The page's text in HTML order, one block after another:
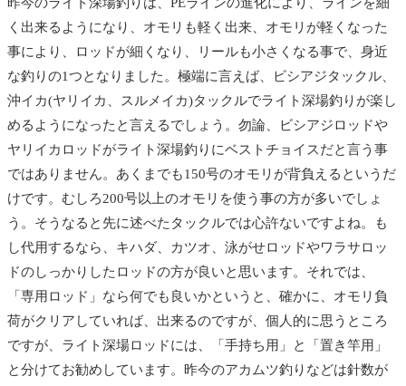
昨今のライト深場釣りは、PEラインの進化により、ラインを細
く出来るようになり、オモリも軽く出来、オモリが軽くなった
事により、ロッドが細くなり、リールも小さくなる事で、身近
な釣りの1つとなりました。極端に言えば、ビシアジタックル、
沖イカ(ヤリイカ、スルメイカ)タックルでライト深場釣りが楽し
めるようになったと言えるでしょう。勿論、ビシアジロッドや
ヤリイカロッドがライト深場釣りにベストチョイスだと言う事
ではありません。あくまでも150号のオモリが背負えるというだ
けです。むしろ200号以上のオモリを使う事の方が多いでしょ
う。そうなると先に述べたタックルでは心許ないですよね。も
し代用するなら、キハダ、カツオ、泳がせロッドやワラサロッ
ドのしっかりしたロッドの方が良いと思います。それでは、
「専用ロッド」なら何でも良いかというと、確かに、オモリ負
荷がクリアしていれば、出来るのですが、個人的に思うところ
ですが、ライト深場ロッドには、「手持ち用」と「置き竿用」
と分けてお勧めしています。昨今のアカムツ釣りなどは針数が